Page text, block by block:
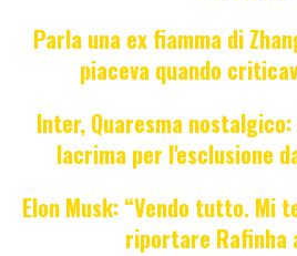
Parla una ex fiamma di
piaceva quando
Inter, Quaresma
lacrima per l'esclusione
Elon Musk: “Vendo tutto. Mi
riportare Rafinha